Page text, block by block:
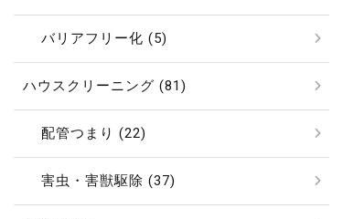
バリアフリー化 (5)
ハウスクリーニング (81)
配管つまり (22)
害虫・害獣駆除 (37)